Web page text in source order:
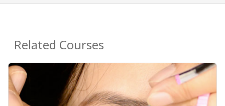
Related Courses